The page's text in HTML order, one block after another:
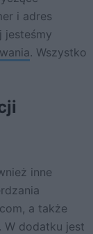
i adres
jesteśmy
. Wszystko
inne
a także
. W dodatku jest